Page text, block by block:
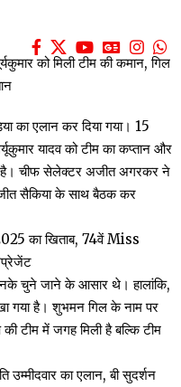
का एलान कर दिया गया। 15
यादव को टीम का कप्तान और
है। चीफ सेलेक्टर अजीत अगरकर ने
सैकिया के साथ बैठक कर
2025 का खिताब, 74वें Miss
चुने जाने के आसार थे। हालांकि,
गया है। शुभमन गिल के नाम पर
की टीम में जगह मिली है बल्कि टीम
उम्मीदवार का एलान, बी सुदर्शन